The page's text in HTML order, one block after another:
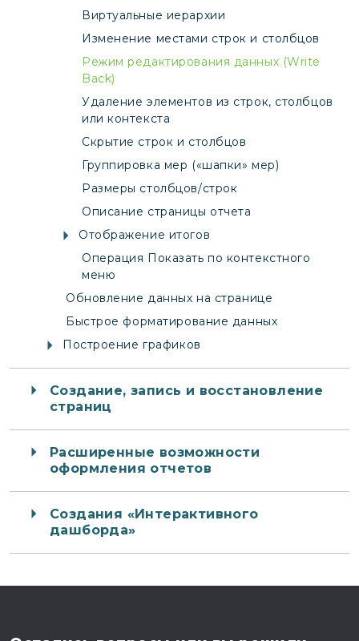
Виртуальные иерархии
Изменение местами строк и столбцов
Режим редактирования данных (Write
Back)
Удаление элементов из строк, столбцов
или контекста
Скрытие строк и столбцов
Группировка мер («шапки» мер)
Размеры столбцов/строк
Описание страницы отчета
Отображение итогов
Операция Показать по контекстного
меню
Обновление данных на странице
Быстрое форматирование данных
Построение графиков
Создание, запись и восстановление
страниц
Расширенные возможности
оформления отчетов
Создания «Интерактивного
дашборда»